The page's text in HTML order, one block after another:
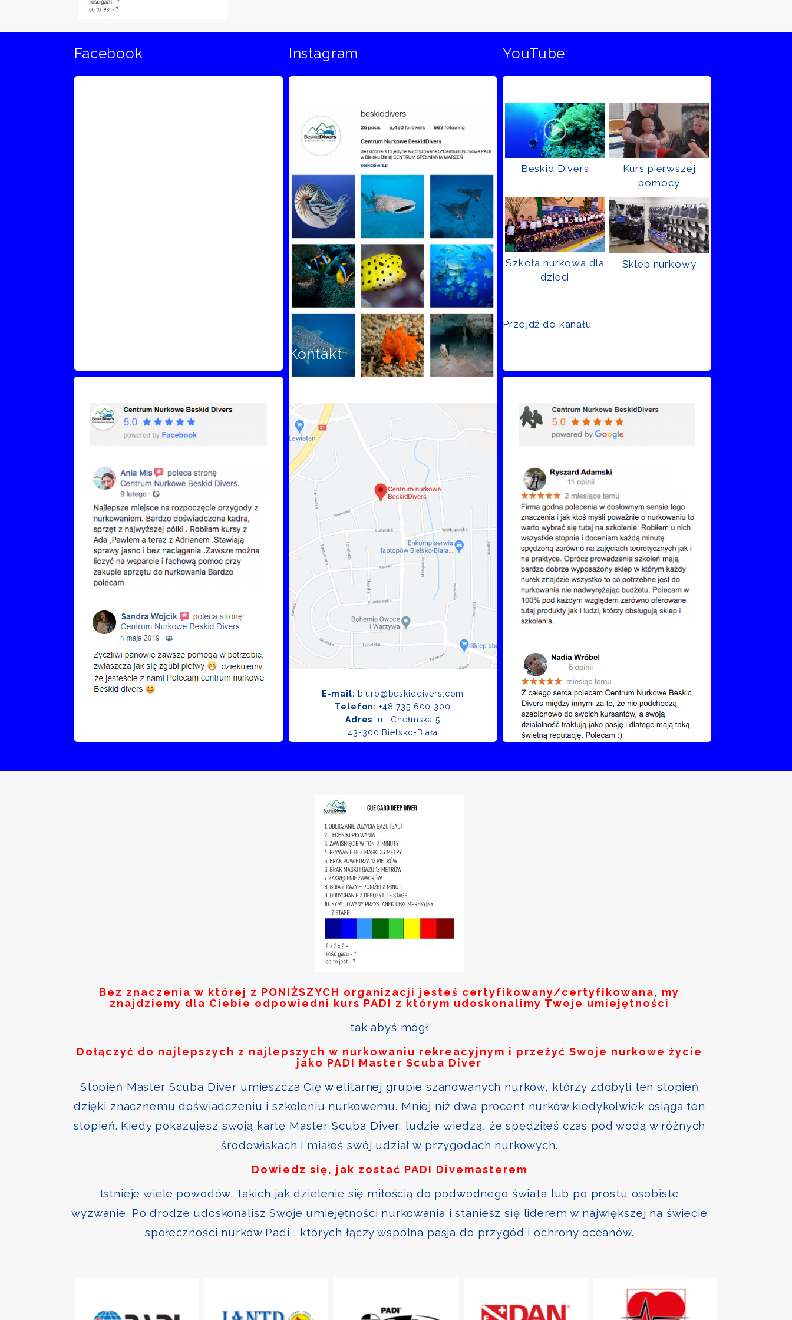
Facebook Instagram YouTube
Beskid Divers
Kurs pierwszej
pomocy
Szkoła nurkowa dla
dzieci
Sklep nurkowy
Przejdź do kanału
Kontakt
E-mail: biuro@beskiddivers.com
Telefon: +48 735 600 300
Adres: ul. Chełmska 5
43-300 Bielsko-Biała
Bez znaczenia w której z PONIŻSZYCH organizacji jesteś certyfikowany/certyfikowana, my
znajdziemy dla Ciebie odpowiedni kurs PADI z którym udoskonalimy Twoje umiejętności
tak abyś mógł
Dołączyć do najlepszych z najlepszych w nurkowaniu rekreacyjnym i przeżyć Swoje nurkowe życie
jako PADI Master Scuba Diver
Stopień Master Scuba Diver umieszcza Cię w elitarnej grupie szanowanych nurków, którzy zdobyli ten stopień
dzięki znacznemu doświadczeniu i szkoleniu nurkowemu. Mniej niż dwa procent nurków kiedykolwiek osiąga ten
stopień. Kiedy pokazujesz swoją kartę Master Scuba Diver, ludzie wiedzą, że spędziłeś czas pod wodą w różnych
środowiskach i miałeś swój udział w przygodach nurkowych.
Dowiedz się, jak zostać PADI Divemasterem
Istnieje wiele powodów, takich jak dzielenie się miłością do podwodnego świata lub po prostu osobiste
wyzwanie. Po drodze udoskonalisz Swoje umiejętności nurkowania i staniesz się liderem w największej na świecie
społeczności nurków Padi , których łączy wspólna pasja do przygód i ochrony oceanów.